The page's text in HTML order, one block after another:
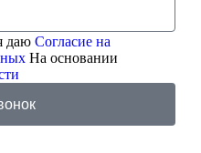
даю Согласие на
На основании